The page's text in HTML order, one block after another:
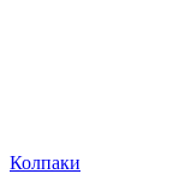
Колпаки